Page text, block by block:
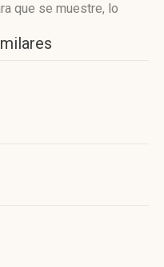
que se muestre, lo